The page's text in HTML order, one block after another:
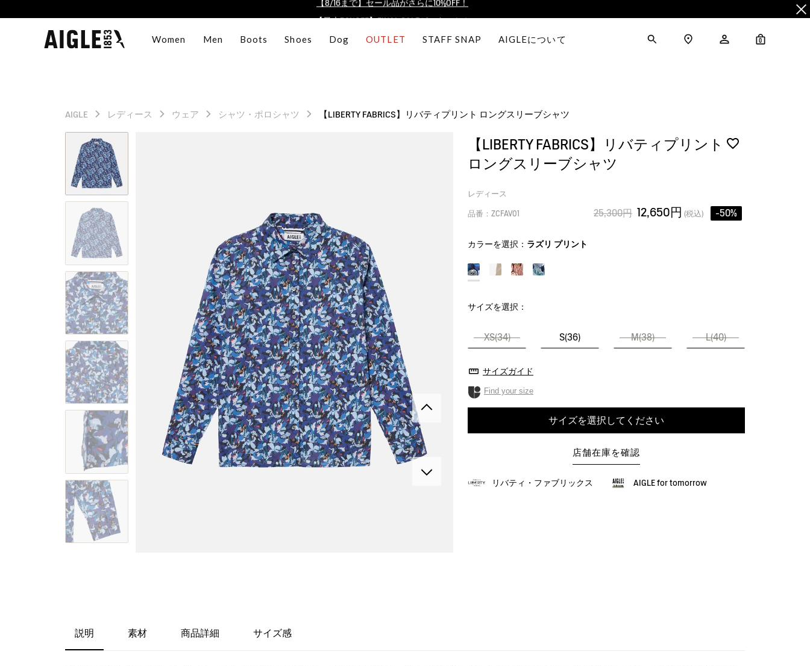
【最大50%OFF】FINAL SALEがスタート！
AIGLE CLUB ポイントサービス終了のお知らせ
AIGLE CLUB ポイントサービス終了のお知らせ
Women Men Boots Shoes Dog OUTLET STAFF SNAP AIGLEについて 0
AIGLE レディース ウェア シャツ・ポロシャツ 【LIBERTY FABRICS】リバティプリント ロングスリーブシャツ
【LIBERTY FABRICS】リバティプリント
ロングスリーブシャツ
レディース
品番：ZCFAV01 25,300円 12,650円 (税込) -50%
カラーを選択： ラズリ プリント
サイズを選択：
XS(34) S(36) M(38) L(40)
サイズガイド
Find your size
サイズを選択してください
店舗在庫を確認
リバティ・ファブリックス AIGLE for tomorrow
説明 素材 商品詳細 サイズ感